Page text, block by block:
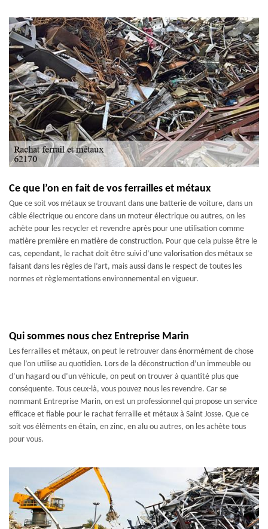
Ce que l’on en fait de vos ferrailles et métaux
Que ce soit vos métaux se trouvant dans une batterie de voiture, dans un
câble électrique ou encore dans un moteur électrique ou autres, on les
achète pour les recycler et revendre après pour une utilisation comme
matière première en matière de construction. Pour que cela puisse être le
cas, cependant, le rachat doit être suivi d’une valorisation des métaux se
faisant dans les règles de l’art, mais aussi dans le respect de toutes les
normes et règlementations environnemental en vigueur.
Qui sommes nous chez Entreprise Marin
Les ferrailles et métaux, on peut le retrouver dans énormément de chose
que l’on utilise au quotidien. Lors de la déconstruction d’un immeuble ou
d’un hagard ou d’un véhicule, on peut on trouver à quantité plus que
conséquente. Tous ceux-là, vous pouvez nous les revendre. Car se
nommant Entreprise Marin, on est un professionnel qui propose un service
efficace et fiable pour le rachat ferraille et métaux à Saint Josse. Que ce
soit vos éléments en étain, en zinc, en alu ou autres, on les achète tous
pour vous.